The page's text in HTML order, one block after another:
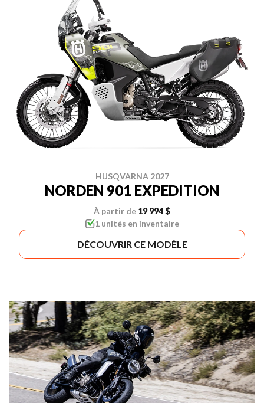
HUSQVARNA 2027
NORDEN 901 EXPEDITION
À partir de 19 994 $
1 unités en inventaire
DÉCOUVRIR CE MODÈLE